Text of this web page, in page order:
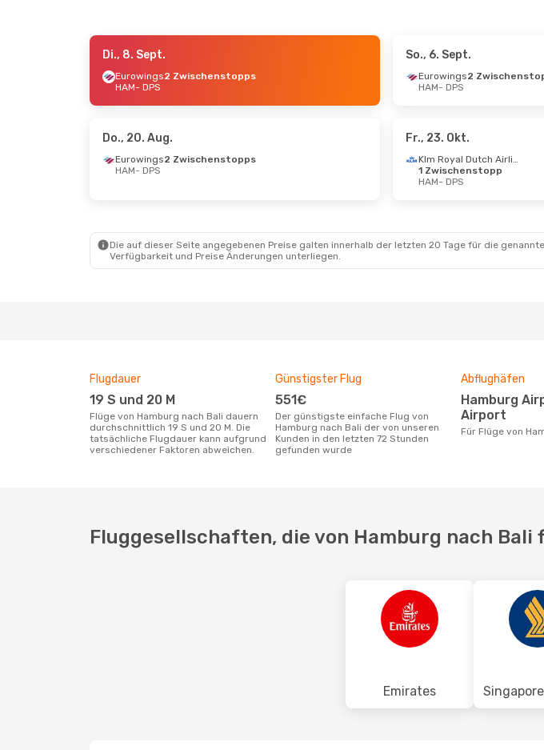
- Do., 1. Okt.
1 Zwischenstopp
1 Zwischenstopp
Klm Royal Dutch Airlines
1 Zwischenstopp
2 Zwischenstopps
1 Zwischenstopp
HAM
- DPS
Turkish Airlines
1 Zwischenstopp
Di., 8. Sept.
Eurowings2 Zwischenstopps
HAM- DPS
So., 6. Sept.
Eurowings2
HAM- DPS
Do., 20. Aug.
Eurowings2 Zwischenstopps
HAM- DPS
Fr., 23. Okt.
Klm Royal Dutch Airlines
1 Zwischenstopp
HAM- DPS
Die auf dieser Seite angegebenen Preise galten innerhalb der letzten 20 Tage für die
Verfügbarkeit und Preise Änderungen unterliegen.
Flugdauer
19 S und 20 M
Flüge von Hamburg nach Bali dauern
durchschnittlich 19 S und 20 M. Die
tatsächliche Flugdauer kann aufgrund
verschiedener Faktoren abweichen.
Günstigster Flug
551€
Der günstigste einfache Flug von
Hamburg nach Bali der von unseren
Kunden in den letzten 72 Stunden
gefunden wurde
Abflughäfen
Hamburg Airport, Lübeck
Airport
Für Flüge von
Fluggesellschaften, die von Hamburg nach Bali
Emirates